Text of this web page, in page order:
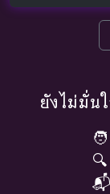
ยังไม่มั่น